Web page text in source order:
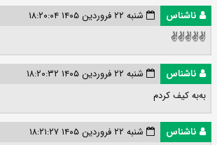
ناشناس
شنبه ۲۲ فروردین ۱۴۰۵ ۱۸:۲۰:۰۴
✌️✌️✌️✌️✌️
ناشناس
شنبه ۲۲ فروردین ۱۴۰۵ ۱۸:۲۰:۳۲
به‌به کیف کردم
ناشناس
شنبه ۲۲ فروردین ۱۴۰۵ ۱۸:۲۱:۲۷